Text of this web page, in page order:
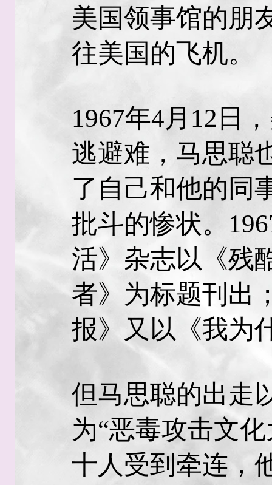
美国领事馆的朋
往美国的飞机。
1967年4月12日
逃避难，马思聪
了自己和他的同
批斗的惨状。
活》杂志以《残
者》为标题刊出
报》又以《我为
但马思聪的出走
为“恶毒攻击文
十人受到牵连，